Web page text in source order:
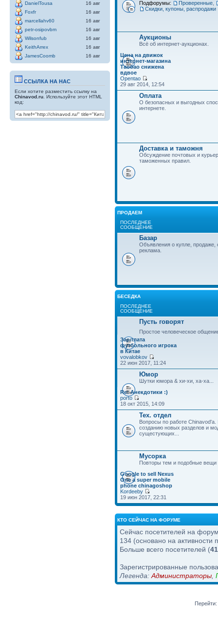
DanielTousa
16 авг
Foxfr
16 авг
marcellahv60
16 авг
petr-osipovbm
16 авг
Wilsonfub
16 авг
KeithArrex
16 авг
JamesCoomb
16 авг
ССЫЛКА НА НАС
Если хотите разместить ссылку на
Chinavod.ru . Используйте этот HTML
код:
Подфорумы:
Проверенные
Скидки, купоны, распродажи
Аукционы
Всё об интернет-аукционах.
Цена на движок
интернет-магазина
Таобао снижена
вдвое
Opentao
29 авг 2014, 12:54
Оплата
О безопасных и выгодных
интернете.
Доставка и таможня
Обсуждение почтовых и
таможенных правил.
ПРОДАЕМ
ПОСЛЕДНЕЕ
СООБЩЕНИЕ
Базар
Объявления о купле, продаже,
реклама.
БЕСЕДКА
ПОСЛЕДНЕЕ
СООБЩЕНИЕ
Пусть говорят
Простое человеческое
Зарплата
футбольного игрока
в Китае
vovalobkov
22 июн 2017, 11:24
Юмор
Шутки юмора & хи-хи, ха-ха...
Re: Анекдотики :)
porto
18 окт 2015, 14:09
Тех. отдел
Вопросы по работе
созданию новых разделов и
сущестующих...
Мусорка
Повторы тем и подобные вещи
Google to sell Nexus
One a super mobile
phone chinagoshop
Kordeeby
19 июн 2017, 22:31
КТО СЕЙЧАС НА ФОРУМЕ
Сейчас посетителей на
134 (основано на активности
Больше всего посетителей (
Зарегистрированные
Легенда: Администраторы
Перейти: